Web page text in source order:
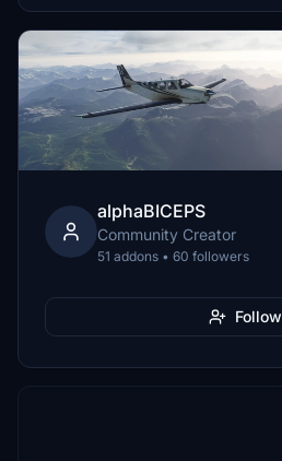
alphaBICEPS
Community Creator
51 addons • 60 followers
Follow